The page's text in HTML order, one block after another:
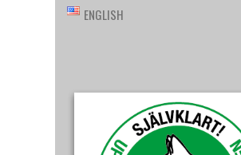
ENGLISH